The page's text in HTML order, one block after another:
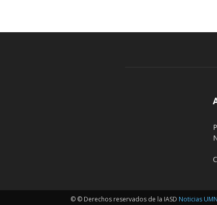
© © Derechos reservados de la IASD Noticias UMN